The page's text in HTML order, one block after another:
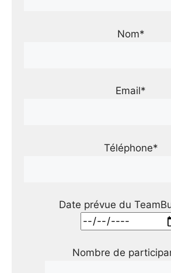
Nom*
Email*
Téléphone*
Date prévue du
Nombre de